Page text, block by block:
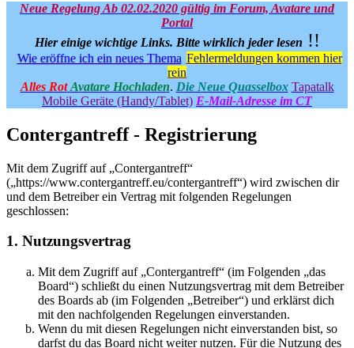
Neue Regelung Ab 02.02.2020 gültig im Forum, Avatare und
Portal
Hier einige wichtige Links. Bitte wirklich jeder lesen !!
Wie eröffne ich ein neues Thema Fehlermeldungen kommen hier
rein
Alles Rot Avatare Hochladen. Die Neue Quasselbox Tapatalk
Mobile Geräte (Handy/Tablet) E-Mail-Adresse im CT
Contergantreff - Registrierung
Mit dem Zugriff auf „Contergantreff“
(„https://www.contergantreff.eu/contergantreff“) wird zwischen dir
und dem Betreiber ein Vertrag mit folgenden Regelungen
geschlossen:
1. Nutzungsvertrag
Mit dem Zugriff auf „Contergantreff“ (im Folgenden „das
Board“) schließt du einen Nutzungsvertrag mit dem Betreiber
des Boards ab (im Folgenden „Betreiber“) und erklärst dich
mit den nachfolgenden Regelungen einverstanden.
Wenn du mit diesen Regelungen nicht einverstanden bist, so
darfst du das Board nicht weiter nutzen. Für die Nutzung des